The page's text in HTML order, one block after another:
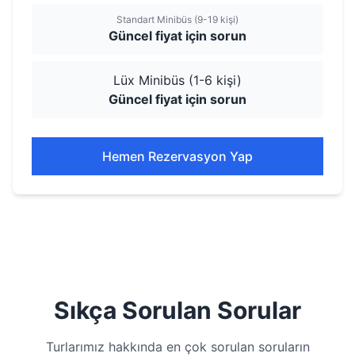
Standart Minibüs (9-19 kişi)
Güncel fiyat için sorun
Lüx Minibüs (1-6 kişi)
Güncel fiyat için sorun
Hemen Rezervasyon Yap
Sıkça Sorulan Sorular
Turlarımız hakkında en çok sorulan soruların